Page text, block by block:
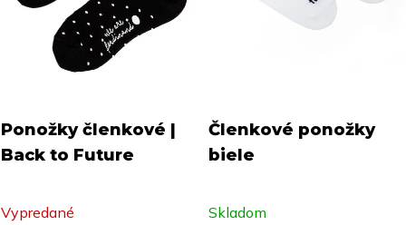
Ponožky členkové |
Back to Future
Vypredané
Členkové ponožky
biele
Skladom